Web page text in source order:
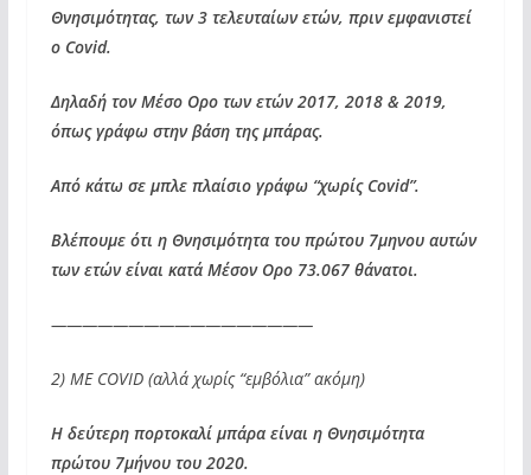
Θνησιμότητας, των 3 τελευταίων ετών, πριν εμφανιστεί
ο Covid.
Δηλαδή τον Μέσο Ορο των ετών 2017, 2018 & 2019,
όπως γράφω στην βάση της μπάρας.
Από κάτω σε μπλε πλαίσιο γράφω “χωρίς Covid”.
Βλέπουμε ότι η Θνησιμότητα του πρώτου 7μηνου αυτών
των ετών είναι κατά Μέσον Ορο 73.067 θάνατοι.
—————————————————
2) ME COVID (αλλά χωρίς “εμβόλια” ακόμη)
Η δεύτερη πορτοκαλί μπάρα είναι η Θνησιμότητα
πρώτου 7μήνου του 2020.